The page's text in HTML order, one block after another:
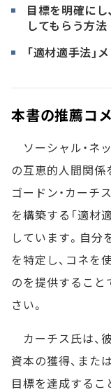
目標を明確にし
してもらう方法
「適材適手法」
本書の推薦コ
ソーシャル・ネ
の互恵的人間関係
ゴードン・カーチ
を構築する「適材
しています。自分
を特定し、コネを
のを提供すること
さい。
カーチス氏は、
資本の獲得、また
目標を達成するこ